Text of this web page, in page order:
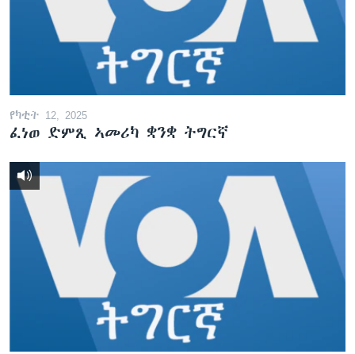
የካቲት 12, 2025
ፈነወ ድምጺ ኣመሪካ ቋንቋ ትግርኛ